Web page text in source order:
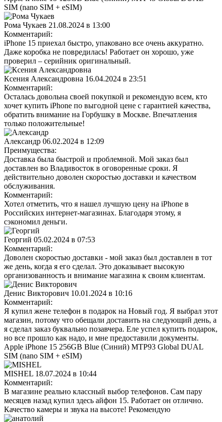
SIM (nano SIM + eSIM)
Рома Чукаев 21.08.2024 в 13:00
Комментарий:
iPhone 15 приехал быстро, упаковано все очень аккуратно.
Даже коробка не повредилась! Работает он хорошо, уже
проверил – серийник оригинальный.
Ксения Александровна 16.04.2024 в 23:51
Комментарий:
Осталась довольна своей покупкой и рекомендую всем, кто
хочет купить iPhone по выгодной цене с гарантией качества,
обратить внимание на Горбушку в Москве. Впечатления
только положительные!
Александр 06.02.2024 в 12:09
Преимущества:
Доставка была быстрой и проблемной. Мой заказ был
доставлен во Владивосток в оговоренные сроки. Я
действительно доволен скоростью доставки и качеством
обслуживания.
Комментарий:
Хотел отметить, что я нашел лучшую цену на iPhone в
Российских интернет-магазинах. Благодаря этому, я
сэкономил деньги.
Георгий 05.02.2024 в 07:53
Комментарий:
Доволен скоростью доставки - мой заказ был доставлен в тот
же день, когда я его сделал. Это доказывает высокую
организованность и внимание магазина к своим клиентам.
Денис Викторович 10.01.2024 в 10:16
Комментарий:
Я купил жене телефон в подарок на Новый год. Я выбрал этот
магазин, потому что обещали доставить на следующий день, а
я сделал заказ буквально позавчера. Еле успел купить подарок,
но все прошло как надо, и мне предоставили документы.
Apple iPhone 15 256GB Blue (Синий) MTP93 Global DUAL
SIM (nano SIM + eSIM)
MISHEL 18.07.2024 в 10:44
Комментарий:
В магазине реально классный выбор телефонов. Сам пару
месяцев назад купил здесь айфон 15. Работает он отлично.
Качество камеры и звука на высоте! Рекомендую